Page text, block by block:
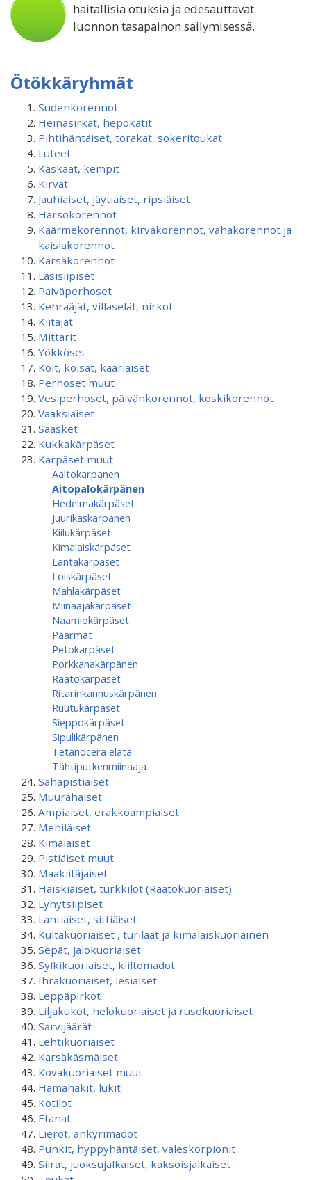
haitallisia otuksia ja edesauttavat
luonnon tasapainon säilymisessä.
Ötökkäryhmät
Sudenkorennot
Heinäsirkat, hepokatit
Pihtihäntäiset, torakat, sokeritoukat
Luteet
Kaskaat, kempit
Kirvat
Jauhiaiset, jäytiäiset, ripsiäiset
Harsokorennot
Käärmekorennot, kirvakorennot, vahakorennot ja
kaislakorennot
Kärsäkorennot
Lasisiipiset
Päiväperhoset
Kehrääjät, villaselät, nirkot
Kiitäjät
Mittarit
Yökköset
Koit, koisat, kääriäiset
Perhoset muut
Vesiperhoset, päivänkorennot, koskikorennot
Vaaksiaiset
Sääsket
Kukkakärpäset
Kärpäset muut
Aaltokärpänen
Aitopalokärpänen
Hedelmäkärpäset
Juurikaskärpänen
Kiilukärpäset
Kimalaiskärpäset
Lantakärpäset
Loiskärpäset
Mahlakärpäset
Miinaajakärpäset
Naamiokärpäset
Paarmat
Petokärpäset
Porkkanakärpänen
Raatokärpäset
Ritarinkannuskärpänen
Ruutukärpäset
Sieppokärpäset
Sipulikärpänen
Tetanocera elata
Tähtiputken­miinaaja
Sahapistiäiset
Muurahaiset
Ampiaiset, erakkoampiaiset
Mehiläiset
Kimalaiset
Pistiäiset muut
Maakiitäjäiset
Haiskiaiset, turkkilot (Raatokuoriaiset)
Lyhytsiipiset
Lantiaiset, sittiäiset
Kultakuoriaiset , turilaat ja kimalaiskuoriainen
Sepät, jalokuoriaiset
Sylkikuoriaiset, kiiltomadot
Ihrakuoriaiset, lesiäiset
Leppäpirkot
Liljakukot, helokuoriaiset ja rusokuoriaiset
Sarvijäärät
Lehtikuoriaiset
Kärsäkäsmäiset
Kovakuoriaiset muut
Hämähäkit, lukit
Kotilot
Etanat
Lierot, änkyrimadot
Punkit, hyppyhäntäiset, valeskorpionit
Siirat, juoksujalkaiset, kaksoisjalkaiset